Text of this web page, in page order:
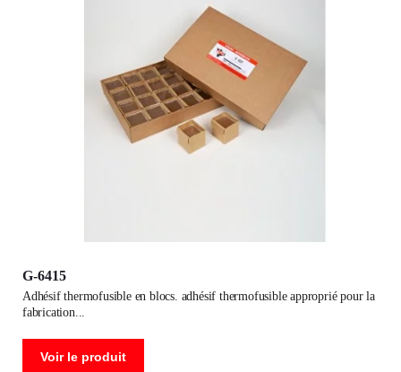
G-6415
adhésif thermofusible en blocs. adhésif thermofusible approprié pour la
fabrication
Voir le produit